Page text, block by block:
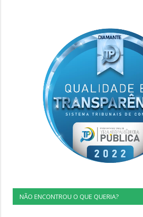
NÃO ENCONTROU O QUE QUERIA?